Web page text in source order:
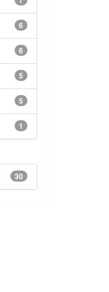
6
6
5
5
1
30